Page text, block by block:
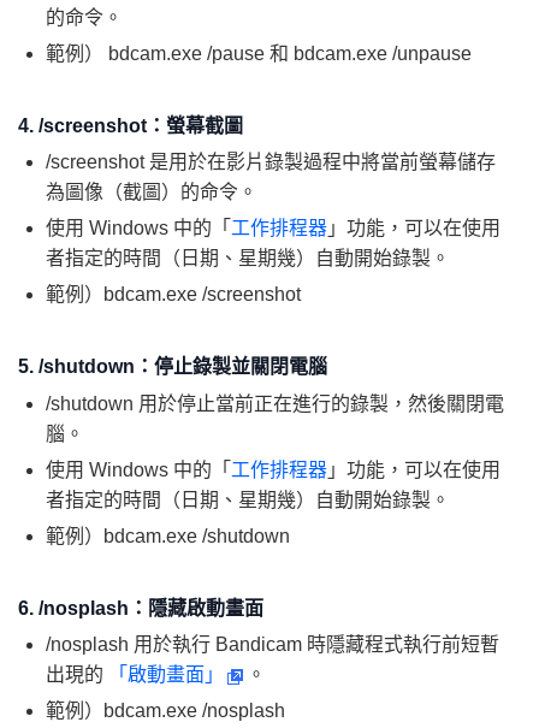
的命令。
範例） bdcam.exe /pause 和 bdcam.exe /unpause
4. /screenshot：螢幕截圖
/screenshot 是用於在影片錄製過程中將當前螢幕儲存
為圖像（截圖）的命令。
使用 Windows 中的「 工作排程器 」功能，可以在使用
者指定的時間（日期、星期幾）自動開始錄製。
範例）bdcam.exe /screenshot
5. /shutdown：停止錄製並關閉電腦
/shutdown 用於停止當前正在進行的錄製，然後關閉電
腦。
使用 Windows 中的「 工作排程器 」功能，可以在使用
者指定的時間（日期、星期幾）自動開始錄製。
範例）bdcam.exe /shutdown
6. /nosplash：隱藏啟動畫面
/nosplash 用於執行 Bandicam 時隱藏程式執行前短暫
出現的
「啟動畫面」
。
範例）bdcam.exe /nosplash